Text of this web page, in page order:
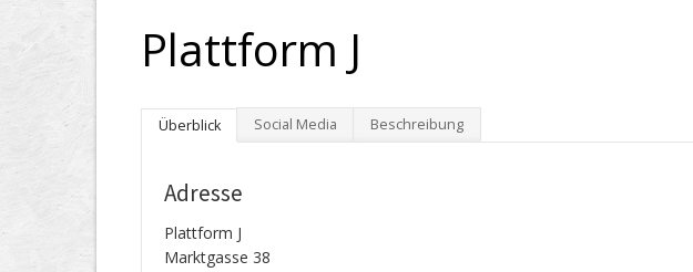
Plattform J
Überblick Social Media Beschreibung
Adresse
Plattform J
Marktgasse 38